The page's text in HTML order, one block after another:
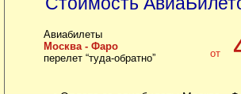
Авиабилеты
Москва - Фаро
перелет “туда-обратно”
от